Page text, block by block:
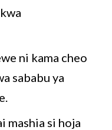
ni kama cheo
sababu ya
mashia si hoja